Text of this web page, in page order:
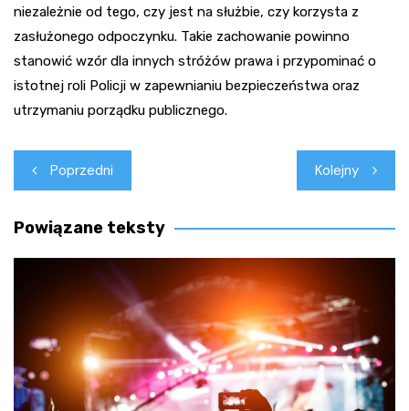
niezależnie od tego, czy jest na służbie, czy korzysta z
zasłużonego odpoczynku. Takie zachowanie powinno
stanowić wzór dla innych stróżów prawa i przypominać o
istotnej roli Policji w zapewnianiu bezpieczeństwa oraz
utrzymaniu porządku publicznego.
Nawigacja
wpisu
Poprzedni Kolejny
Powiązane teksty